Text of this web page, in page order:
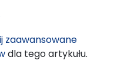
zaawansowane
dla tego artykułu.